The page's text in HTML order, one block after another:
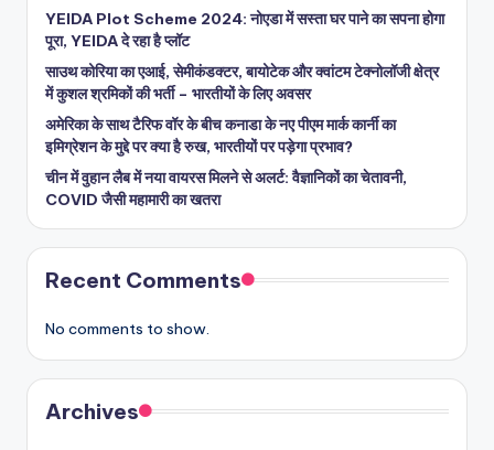
YEIDA Plot Scheme 2024: नोएडा में सस्ता घर पाने का सपना होगा
पूरा, YEIDA दे रहा है प्लॉट
साउथ कोरिया का एआई, सेमीकंडक्टर, बायोटेक और क्वांटम टेक्नोलॉजी क्षेत्र
में कुशल श्रमिकों की भर्ती – भारतीयों के लिए अवसर
अमेरिका के साथ टैरिफ वॉर के बीच कनाडा के नए पीएम मार्क कार्नी का
इमिग्रेशन के मुद्दे पर क्या है रुख, भारतीयों पर पड़ेगा प्रभाव?
चीन में वुहान लैब में नया वायरस मिलने से अलर्ट: वैज्ञानिकों का चेतावनी,
COVID जैसी महामारी का खतरा
Recent Comments
No comments to show.
Archives